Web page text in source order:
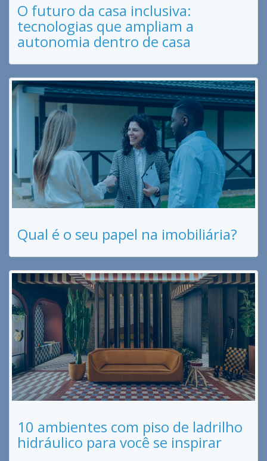
O futuro da casa inclusiva:
tecnologias que ampliam a
autonomia dentro de casa
Qual é o seu papel na imobiliária?
10 ambientes com piso de ladrilho
hidráulico para você se inspirar